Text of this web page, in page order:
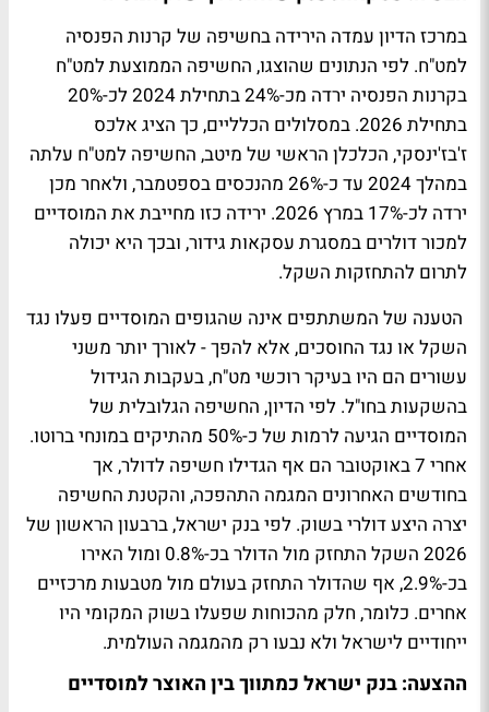
במרכז הדיון עמדה הירידה בחשיפה של קרנות הפנסיה
למט"ח. לפי הנתונים שהוצגו, החשיפה הממוצעת למט"ח
בקרנות הפנסיה ירדה מכ-24% בתחילת 2024 לכ-20%
בתחילת 2026. במסלולים הכלליים, כך הציג אלכס
ז'בז'ינסקי, הכלכלן הראשי של מיטב, החשיפה למט"ח עלתה
במהלך 2024 עד כ-26% מהנכסים בספטמבר, ולאחר מכן
ירדה לכ-17% במרץ 2026. ירידה כזו מחייבת את המוסדיים
למכור דולרים במסגרת עסקאות גידור, ובכך היא יכולה
לתרום להתחזקות השקל.
הטענה של המשתתפים אינה שהגופים המוסדיים פעלו נגד
השקל או נגד החוסכים, אלא להפך - לאורך יותר משני
עשורים הם היו בעיקר רוכשי מט"ח, בעקבות הגידול
בהשקעות בחו"ל. לפי הדיון, החשיפה הגלובלית של
המוסדיים הגיעה לרמות של כ-50% מהתיקים במונחי ברוטו.
אחרי 7 באוקטובר הם אף הגדילו חשיפה לדולר, אך
בחודשים האחרונים המגמה התהפכה, והקטנת החשיפה
יצרה היצע דולרי בשוק. לפי בנק ישראל, ברבעון הראשון של
2026 השקל התחזק מול הדולר בכ-0.8% ומול האירו
בכ-2.9%, אף שהדולר התחזק בעולם מול מטבעות מרכזיים
אחרים. כלומר, חלק מהכוחות שפעלו בשוק המקומי היו
ייחודיים לישראל ולא נבעו רק מהמגמה העולמית.
ההצעה: בנק ישראל כמתווך בין האוצר למוסדיים